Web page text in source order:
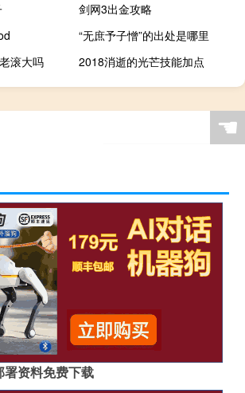
剑网3出金攻略
“无庶予子憎”的出处是哪里
滚大吗
2018消逝的光芒技能加点
☚
资料免费下载